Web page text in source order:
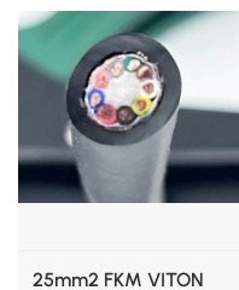
25mm2 FKM VITON